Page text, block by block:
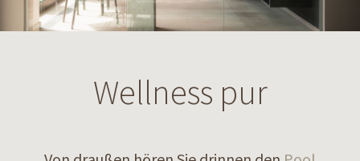
Wellness pur